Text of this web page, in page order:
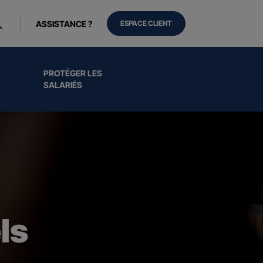
PROTÉGER LES
SALARIÉS
ASSISTANCE ? ESPACE CLIENT